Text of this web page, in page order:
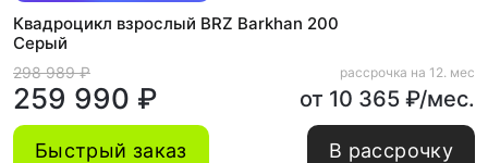
Квадроцикл взрослый BRZ Barkhan 200
Серый
298 989 ₽
259 990 ₽
рассрочка на 12. мес
от 10 365 ₽/мес.
Быстрый заказ В рассрочку